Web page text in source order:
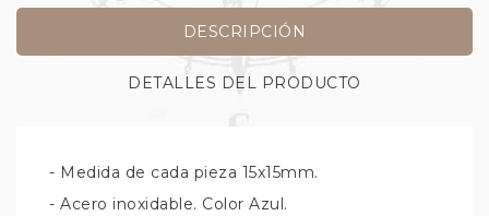
DESCRIPCIÓN
DETALLES DEL PRODUCTO
- Medida de cada pieza 15x15mm.
- Acero inoxidable. Color Azul.